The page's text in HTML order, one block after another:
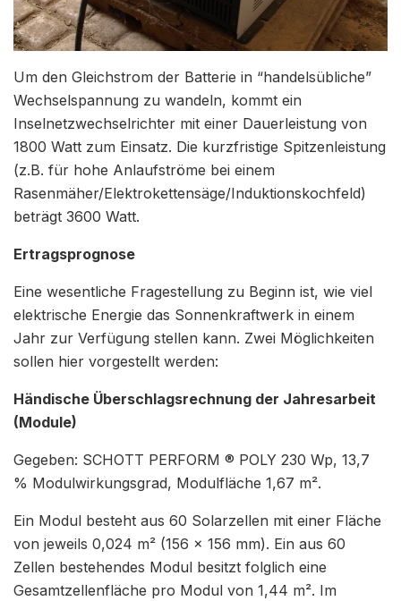
Um den Gleichstrom der Batterie in “handelsübliche”
Wechselspannung zu wandeln, kommt ein
Inselnetzwechselrichter mit einer Dauerleistung von
1800 Watt zum Einsatz. Die kurzfristige Spitzenleistung
(z.B. für hohe Anlaufströme bei einem
Rasenmäher/Elektrokettensäge/Induktionskochfeld)
beträgt 3600 Watt.
Ertragsprognose
Eine wesentliche Fragestellung zu Beginn ist, wie viel
elektrische Energie das Sonnenkraftwerk in einem
Jahr zur Verfügung stellen kann. Zwei Möglichkeiten
sollen hier vorgestellt werden:
Händische Überschlagsrechnung der Jahresarbeit
(Module)
Gegeben: SCHOTT PERFORM ® POLY 230 Wp, 13,7
% Modulwirkungsgrad, Modulfläche 1,67 m².
Ein Modul besteht aus 60 Solarzellen mit einer Fläche
von jeweils 0,024 m² (156 x 156 mm). Ein aus 60
Zellen bestehendes Modul besitzt folglich eine
Gesamtzellenfläche pro Modul von 1,44 m². Im